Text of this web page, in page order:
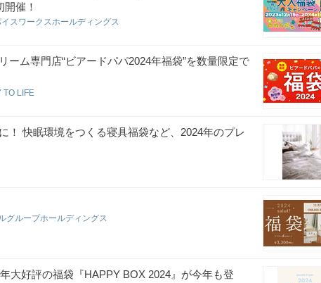
催！
スワークスホールディングス
ーム専門店“ビアードパパ2024年福袋”を数量限定で
TO LIFE
！ 快眠環境をつくる寝具福袋など、2024年のプレ
グループホールディングス
大好評の福袋『HAPPY BOX 2024』が今年も登